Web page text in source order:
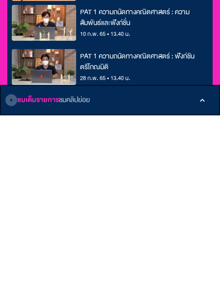
ชมเต็มรายการชมคลิปย่อย
PAT 1 ความถนัดทางคณิตศาสตร์ : ความ
สัมพันธ์และฟังก์ชั่น
10 ก.พ. 65 • 13.40 น.
PAT 1 ความถนัดทางคณิตศาสตร์ : ฟังก์ชัน
ตรีโกณมิติ
28 ก.พ. 65 • 13.40 น.
PAT 1 ความถนัดทางคณิตศาสตร์ : เมทริกซ์และ